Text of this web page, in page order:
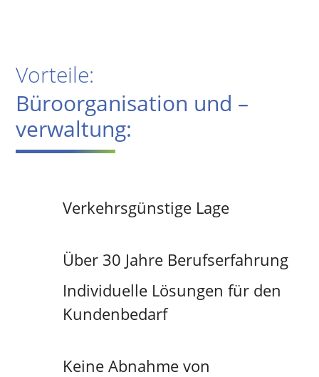
Vorteile:
Büroorganisation und –
verwaltung:
Verkehrsgünstige Lage
Über 30 Jahre Berufserfahrung
Individuelle Lösungen für den
Kundenbedarf
Keine Abnahme von